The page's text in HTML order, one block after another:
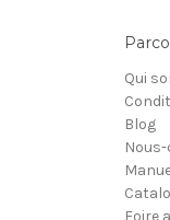
Qui
Blog
Foire